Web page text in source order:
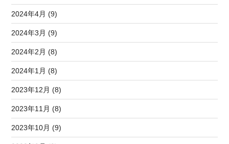
2024年4月 (9)
2024年3月 (9)
2024年2月 (8)
2024年1月 (8)
2023年12月 (8)
2023年11月 (8)
2023年10月 (9)